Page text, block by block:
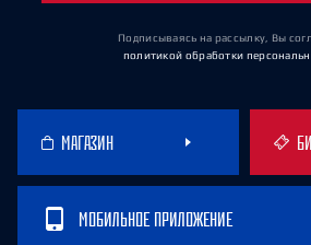
Подписываясь на рассылку, Вы
политикой обработки
МАГАЗИН
МОБИЛЬНОЕ ПРИЛОЖЕНИЕ